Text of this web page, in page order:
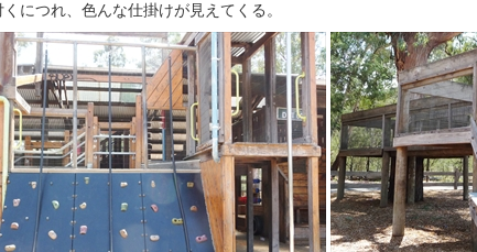
くにつれ、色んな仕掛けが見えてくる。